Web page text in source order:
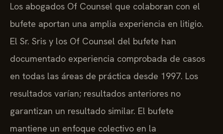
Los abogados Of Counsel que colaboran con el
bufete aportan una amplia experiencia en litigio.
El Sr. Sris y los Of Counsel del bufete han
documentado experiencia comprobada de casos
en todas las áreas de práctica desde 1997. Los
resultados varían; resultados anteriores no
garantizan un resultado similar. El bufete
mantiene un enfoque colectivo en la